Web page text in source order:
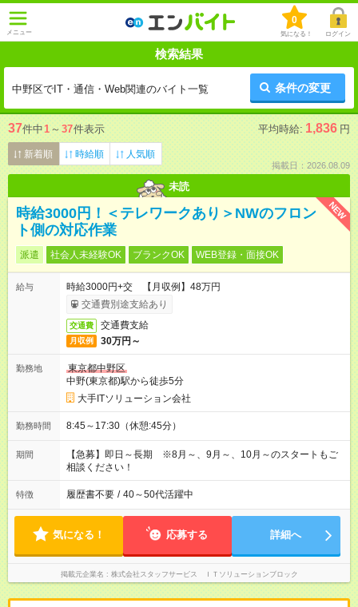
メニュー
0
気になる！ ログイン
検索結果
中野区でIT・通信・Web関連のバイト一覧 条件の変更
37件中1 ～ 37件表示 平均時給: 1,836 円
新着順 時給順 人気順
掲載日：2026.08.09
未読
NEW
時給3000円！＜テレワークあり＞NWのフロン
ト側の対応作業
派遣 社会人未経験OK ブランクOK WEB登録・面接OK
給与
時給3000円+交 【月収例】48万円
交通費別途支給あり
交通費 交通費支給
月収例 30万円～
勤務地
東京都中野区
中野(東京都)駅から徒歩5分
大手ITソリューション会社
勤務時間 8:45～17:30（休憩:45分）
期間
【急募】即日～長期 ※8月～、9月～、10月～のスタートもご
相談ください！
特徴 履歴書不要 / 40～50代活躍中
気になる！ 応募する 詳細へ
掲載元企業名 株式会社スタッフサービス ＩＴソリューションブロック